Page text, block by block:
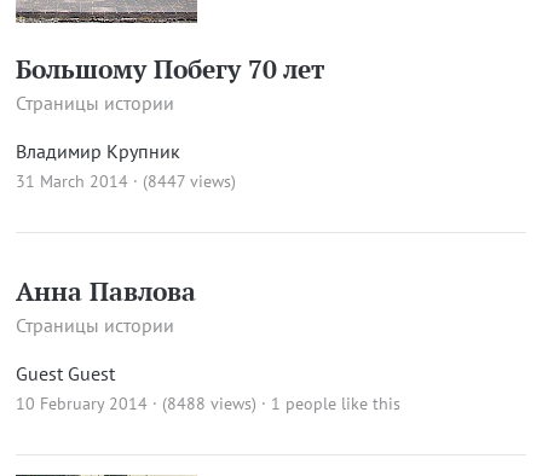
Большому Побегу 70 лет
Страницы истории
Владимир Крупник
31 March 2014 · (8447 views)
Анна Павлова
Страницы истории
Guest Guest
10 February 2014 · (8488 views) · 1 people like this